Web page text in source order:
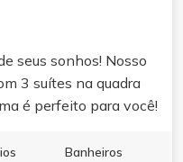
seus sonhos! Nosso
3 suítes na quadra
é perfeito para você!
- Descrição
Banheiros